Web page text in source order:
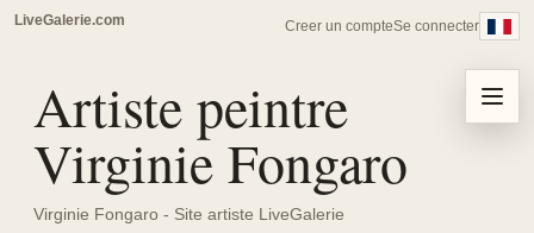
LiveGalerie.com Creer un compteSe connecter
Artiste peintre
Virginie Fongaro
Virginie Fongaro - Site artiste LiveGalerie
Menu